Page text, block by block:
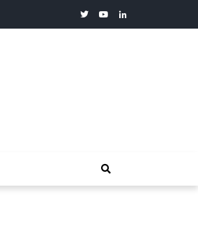
twitteryoutubelinkedin